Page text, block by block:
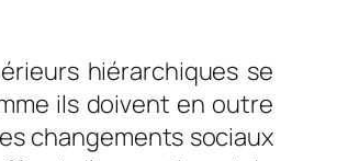
hiérarchiques se
ils doivent en outre
changements sociaux